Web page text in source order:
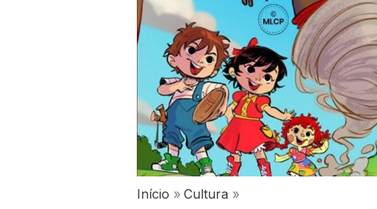
Início
Cultura